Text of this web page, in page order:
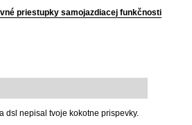
priestupky samojazdiacej funkčnosti
dsl nepisal tvoje kokotne prispevky.